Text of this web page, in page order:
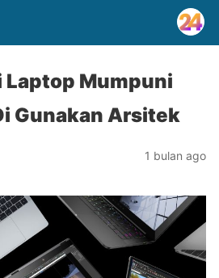
Laptop Mumpuni
Gunakan Arsitek
1 bulan ago